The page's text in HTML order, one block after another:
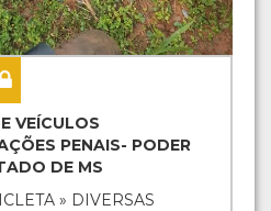
VEÍCULOS
PENAIS- PODER
DE MS
» DIVERSAS